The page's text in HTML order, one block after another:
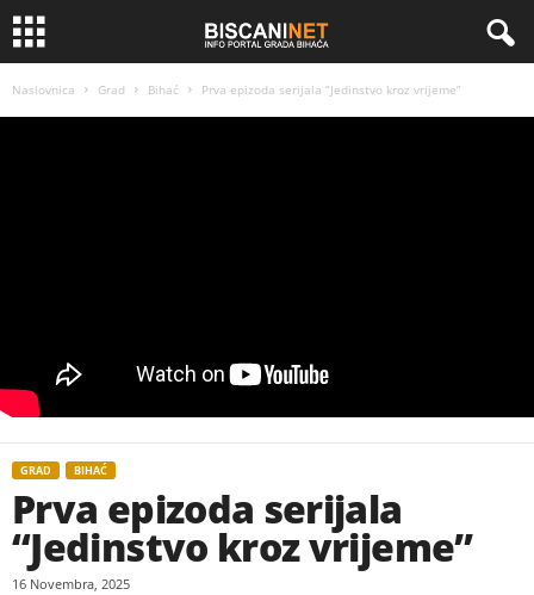
Naslovnica Grad Bihać Prva epizoda serijala “Jedinstvo kroz vrijeme”
GRAD BIHAĆ
Prva epizoda serijala
“Jedinstvo kroz vrijeme”
16 Novembra, 2025